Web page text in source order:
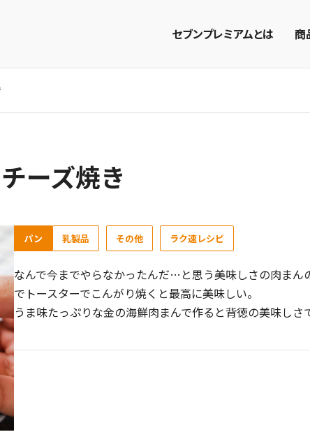
セブンプレミアムとは 商
ーズ焼き
パン 乳製品 その他 ラク速レシピ
なんで今までやらなかったんだ…と思う美味しさの肉まん
でトースターでこんがり焼くと最高に美味しい。
うま味たっぷりな金の海鮮肉まんで作ると背徳の美味しさ